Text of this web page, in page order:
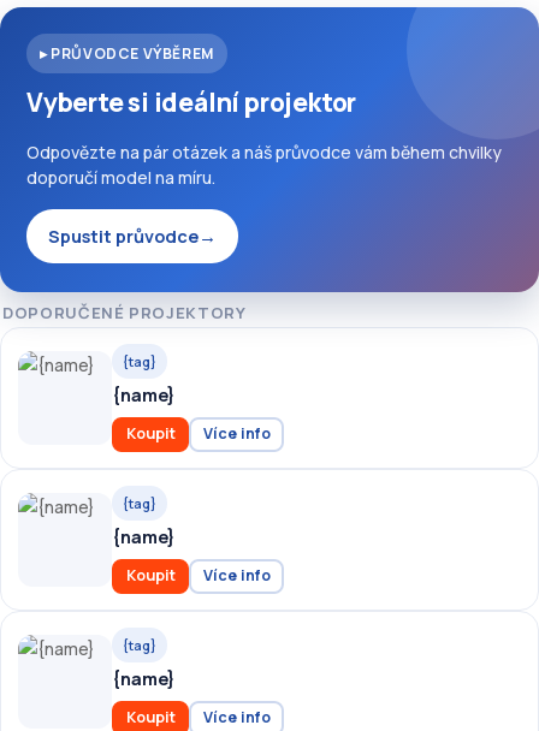
▸ PRŮVODCE VÝBĚREM
Vyberte si ideální projektor
Odpovězte na pár otázek a náš průvodce vám během chvilky
doporučí model na míru.
Spustit průvodce→
DOPORUČENÉ PROJEKTORY
{tag}
{name}
Koupit Více info
{tag}
{name}
Koupit Více info
{tag}
{name}
Koupit Více info